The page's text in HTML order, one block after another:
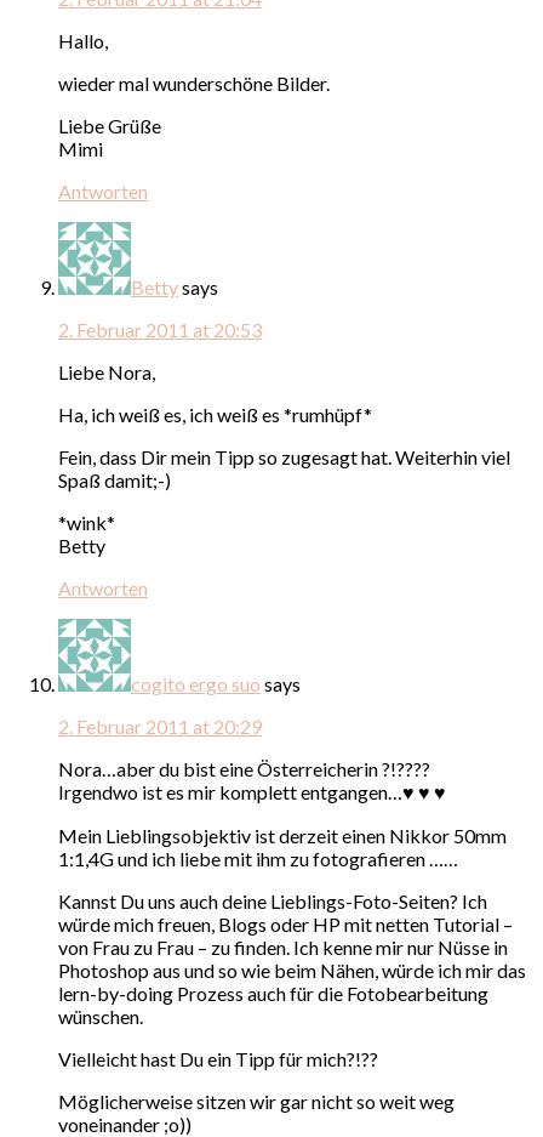
Hallo,
wieder mal wunderschöne Bilder.
Liebe Grüße
Mimi
Antworten
Bettysays
2. Februar 2011 at 20:53
Liebe Nora,
Ha, ich weiß es, ich weiß es *rumhüpf*
Fein, dass Dir mein Tipp so zugesagt hat. Weiterhin viel
Spaß damit;-)
*wink*
Betty
Antworten
cogito ergo suo says
2. Februar 2011 at 20:29
Nora…aber du bist eine Österreicherin ?!????
Irgendwo ist es mir komplett entgangen…♥ ♥ ♥
Mein Lieblingsobjektiv ist derzeit einen Nikkor 50mm
1:1,4G und ich liebe mit ihm zu fotografieren ……
Kannst Du uns auch deine Lieblings-Foto-Seiten? Ich
würde mich freuen, Blogs oder HP mit netten Tutorial –
von Frau zu Frau – zu finden. Ich kenne mir nur Nüsse in
Photoshop aus und so wie beim Nähen, würde ich mir das
lern-by-doing Prozess auch für die Fotobearbeitung
wünschen.
Vielleicht hast Du ein Tipp für mich?!??
Möglicherweise sitzen wir gar nicht so weit weg
voneinander ;o))